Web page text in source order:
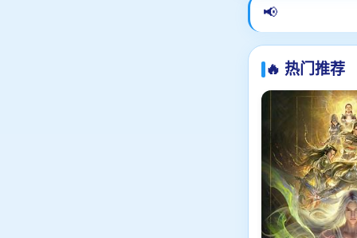
📢
🔥 热门推荐